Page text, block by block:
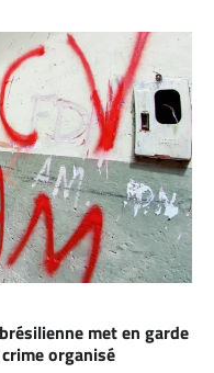
met en garde
organisé